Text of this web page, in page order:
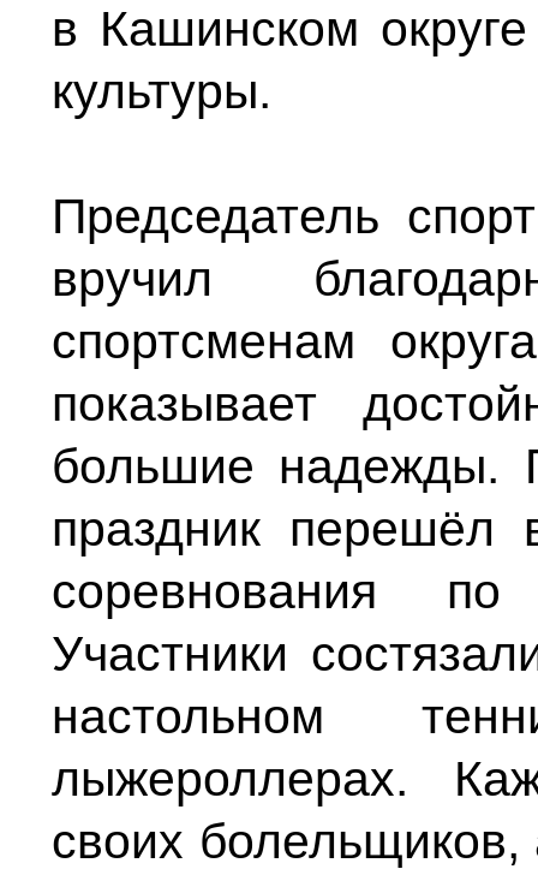
в Кашинском
культуры.
Председатель
вручил
спортсменам
показывает
большие надежды.
праздник перешёл
соревнования
Участники
настольном
лыжероллерах.
своих